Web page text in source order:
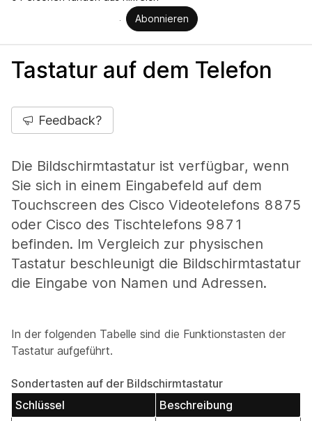
Abonnieren
Tastatur auf dem Telefon
Feedback?
Die Bildschirmtastatur ist verfügbar, wenn
Sie sich in einem Eingabefeld auf dem
Touchscreen des Cisco Videotelefons 8875
oder Cisco des Tischtelefons 9871
befinden. Im Vergleich zur physischen
Tastatur beschleunigt die Bildschirmtastatur
die Eingabe von Namen und Adressen.
In der folgenden Tabelle sind die Funktionstasten der
Tastatur aufgeführt.
Sondertasten auf der Bildschirmtastatur
Schlüssel
Beschreibung